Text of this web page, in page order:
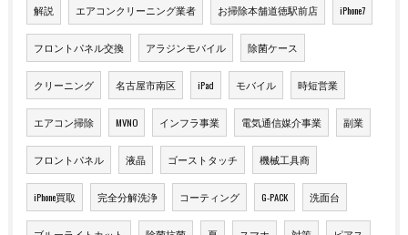
解説 エアコンクリーニング業者 お掃除本舗道徳駅前店 iPhone7
フロントパネル交換 アラジンモバイル 除菌ケース
クリーニング 名古屋市南区 iPad モバイル 時短営業
エアコン掃除 MVNO インフラ事業 電気通信媒介事業 副業
フロントパネル 液晶 ゴーストタッチ 機械工具商
iPhone買取 完全分解洗浄 コーティング G-PACK 洗面台